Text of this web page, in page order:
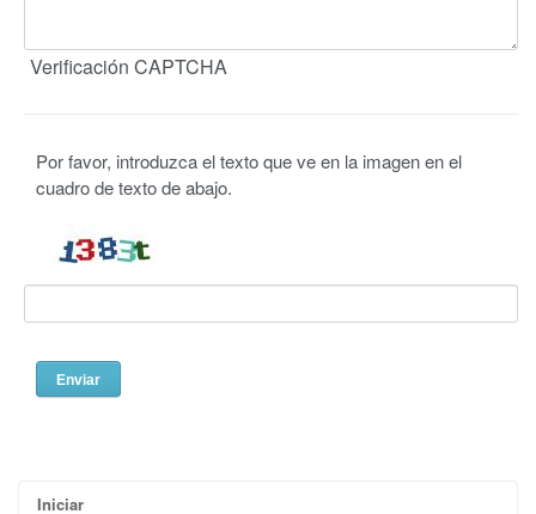
Iniciar
Verificación CAPTCHA
Por favor, introduzca el texto que ve en la imagen en el
cuadro de texto de abajo.